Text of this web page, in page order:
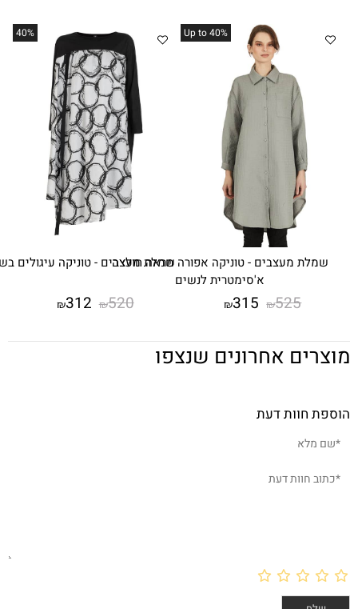
- טוניקה אפורה מראה חולצה
א'סימטרית לנשים
₪
40%
שמלת מעצבים - טוניקה עיגולים בשילוב שחור לבן
₪
שנצפו
דעת